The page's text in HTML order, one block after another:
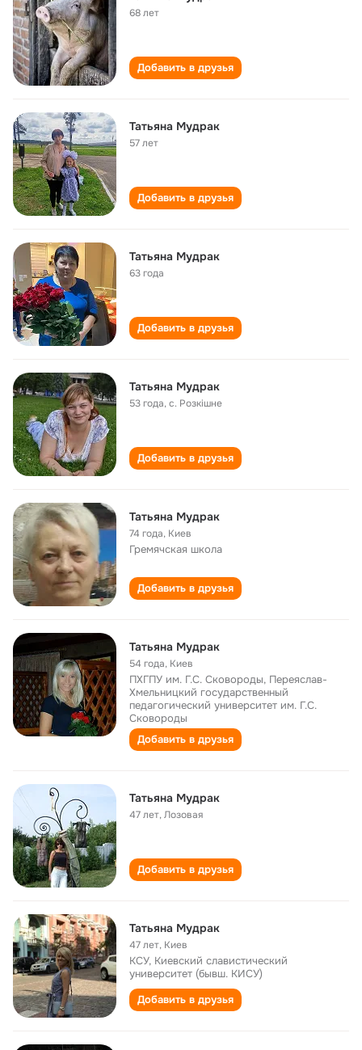
68 лет
Добавить в друзья
Татьяна Мудрак
57 лет
Добавить в друзья
Татьяна Мудрак
63 года
Добавить в друзья
Татьяна Мудрак
53 года,с. Розкішне
Добавить в друзья
Татьяна Мудрак
74 года, Киев
Гремячская школа
Добавить в друзья
Татьяна Мудрак
54 года, Киев
ПХГПУ им. Г.С. Сковороды, Переяслав-
Хмельницкий государственный
педагогический университет им. Г.С.
Сковороды
Добавить в друзья
Татьяна Мудрак
47 лет,Лозовая
Добавить в друзья
Татьяна Мудрак
47 лет, Киев
КСУ, Киевский славистический
университет (бывш. КИСУ)
Добавить в друзья